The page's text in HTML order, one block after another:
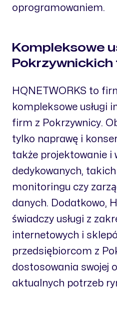
oprogramowaniem.
Kompleksowe
HQNETWORKS to
kompleksowe usługi
firm z Pokrzywnicy.
tylko naprawę i
także projektowanie i
dedykowanych,
monitoringu czy
danych. Dodatkowo,
świadczy usługi z
internetowych i
przedsiębiorcom z
dostosowania swojej
aktualnych potrzeb